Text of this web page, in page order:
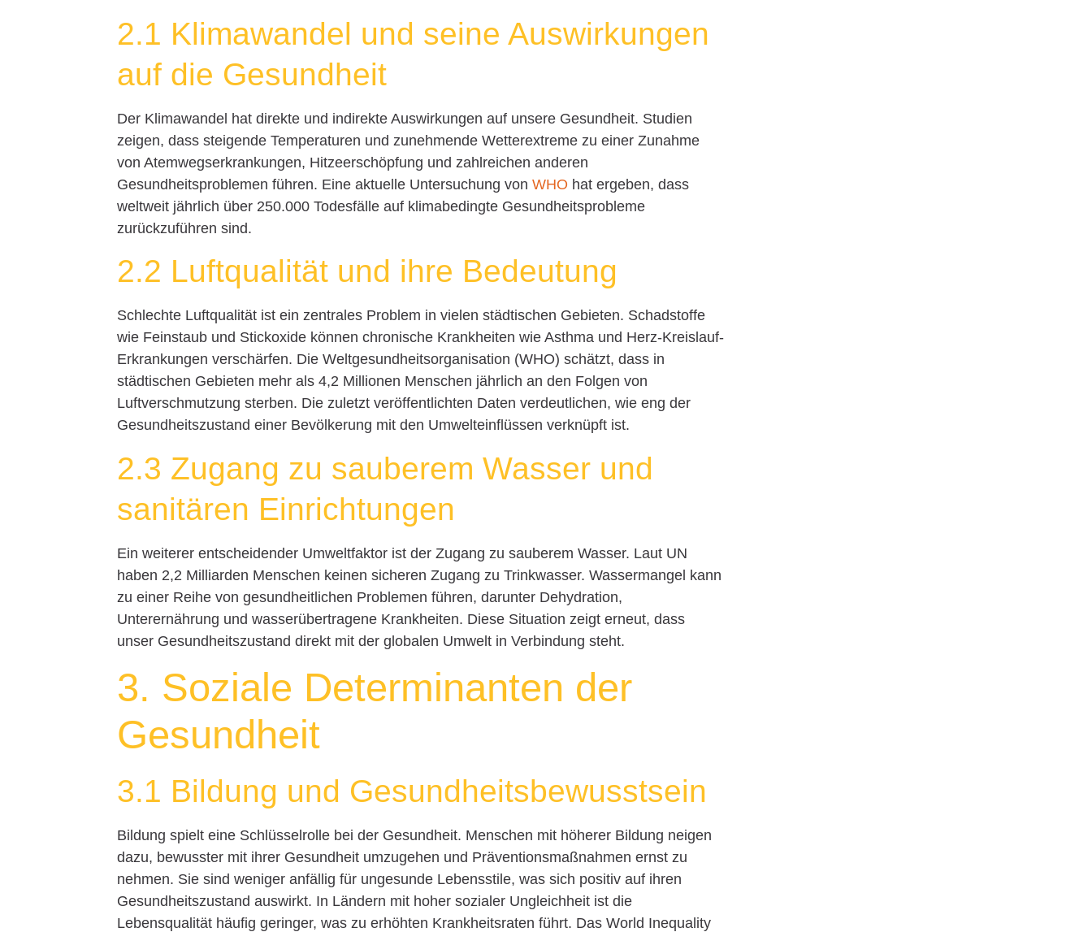
2.1 Klimawandel und seine Auswirkungen
auf die Gesundheit
Der Klimawandel hat direkte und indirekte Auswirkungen auf unsere Gesundheit. Studien
zeigen, dass steigende Temperaturen und zunehmende Wetterextreme zu einer Zunahme
von Atemwegserkrankungen, Hitzeerschöpfung und zahlreichen anderen
Gesundheitsproblemen führen. Eine aktuelle Untersuchung vonWHO hat ergeben, dass
weltweit jährlich über 250.000 Todesfälle auf klimabedingte Gesundheitsprobleme
zurückzuführen sind.
2.2 Luftqualität und ihre Bedeutung
Schlechte Luftqualität ist ein zentrales Problem in vielen städtischen Gebieten. Schadstoffe
wie Feinstaub und Stickoxide können chronische Krankheiten wie Asthma und Herz-Kreislauf-
Erkrankungen verschärfen. Die Weltgesundheitsorganisation (WHO) schätzt, dass in
städtischen Gebieten mehr als 4,2 Millionen Menschen jährlich an den Folgen von
Luftverschmutzung sterben. Die zuletzt veröffentlichten Daten verdeutlichen, wie eng der
Gesundheitszustand einer Bevölkerung mit den Umwelteinflüssen verknüpft ist.
2.3 Zugang zu sauberem Wasser und
sanitären Einrichtungen
Ein weiterer entscheidender Umweltfaktor ist der Zugang zu sauberem Wasser. Laut UN
haben 2,2 Milliarden Menschen keinen sicheren Zugang zu Trinkwasser. Wassermangel kann
zu einer Reihe von gesundheitlichen Problemen führen, darunter Dehydration,
Unterernährung und wasserübertragene Krankheiten. Diese Situation zeigt erneut, dass
unser Gesundheitszustand direkt mit der globalen Umwelt in Verbindung steht.
3. Soziale Determinanten der
Gesundheit
3.1 Bildung und Gesundheitsbewusstsein
Bildung spielt eine Schlüsselrolle bei der Gesundheit. Menschen mit höherer Bildung neigen
dazu, bewusster mit ihrer Gesundheit umzugehen und Präventionsmaßnahmen ernst zu
nehmen. Sie sind weniger anfällig für ungesunde Lebensstile, was sich positiv auf ihren
Gesundheitszustand auswirkt. In Ländern mit hoher sozialer Ungleichheit ist die
Lebensqualität häufig geringer, was zu erhöhten Krankheitsraten führt. Das World Inequality